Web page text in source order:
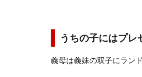
うちの子にはプレ
義母は義妹の双子にラン